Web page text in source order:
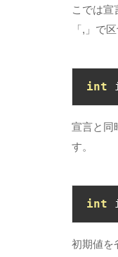
こでは宣
「, 」で
int
宣言と同
す。
int
初期値を